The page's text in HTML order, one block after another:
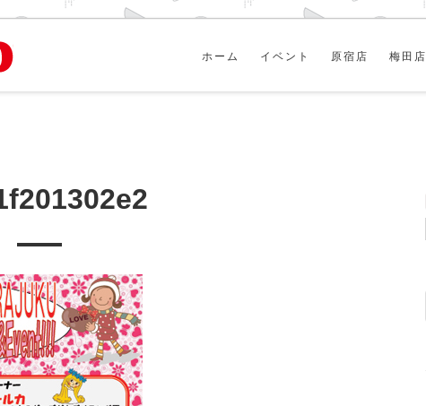
ホーム イベント 原宿店 梅田店